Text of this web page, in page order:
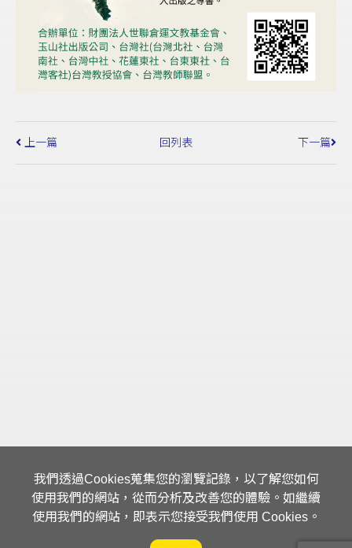
上一篇 回列表 下一篇
我們透過Cookies蒐集您的瀏覽記錄，以了解您如何
使用我們的網站，從而分析及改善您的體驗。如繼續
使用我們的網站，即表示您接受我們使用 Cookies。